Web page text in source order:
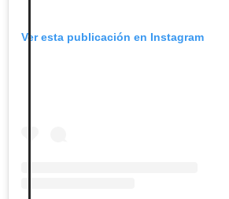
Ver esta publicación en Instagram